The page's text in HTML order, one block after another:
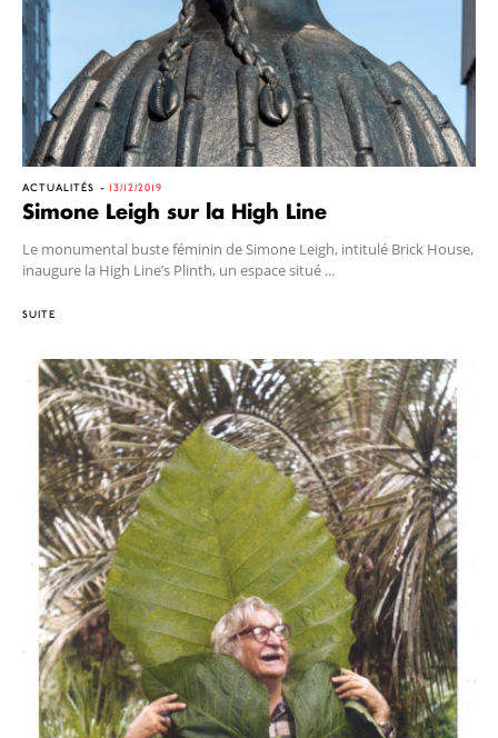
ACTUALITÉS 13/12/2019
Simone Leigh sur la High Line
Le monumental buste féminin de Simone Leigh, intitulé Brick House,
inaugure la High Line’s Plinth, un espace situé ...
SUITE